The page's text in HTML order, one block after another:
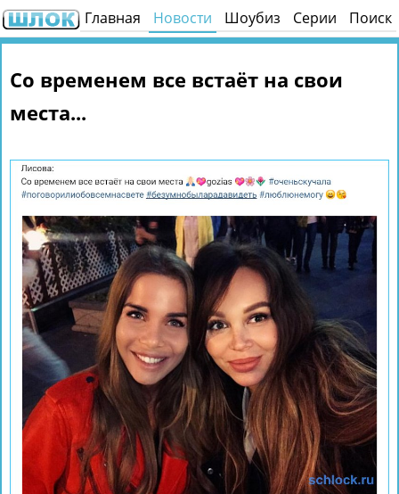
Главная Новости Шоубиз Серии Поиск
Со временем все встаёт на свои
места...